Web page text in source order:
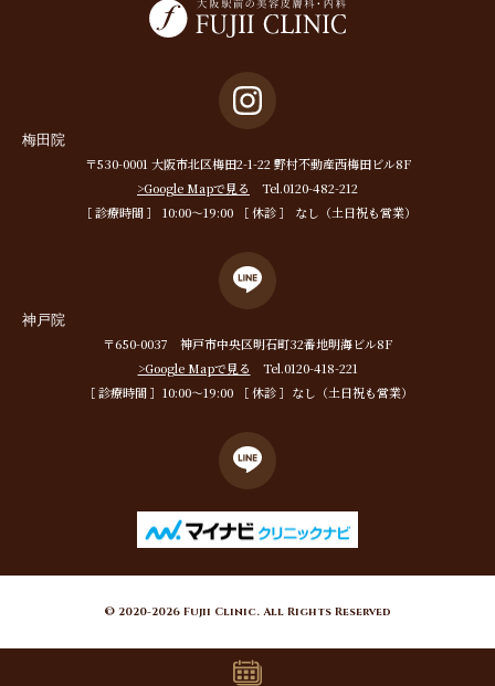
梅田院
〒530-0001 大阪市北区梅田2-1-22 野村不動産西梅田ビル8F
>Google Mapで見る
Tel.0120-482-212
［ 診療時間 ］ 10:00〜19:00 ［ 休診 ］ なし（土日祝も営業）
神戸院
〒650-0037 神戸市中央区明石町32番地明海ビル8F
>Google Mapで見る
Tel.0120-418-221
［ 診療時間 ］10:00〜19:00 ［ 休診 ］なし（土日祝も営業）
© 2020-2026 Fujii Clinic. All Rights Reserved